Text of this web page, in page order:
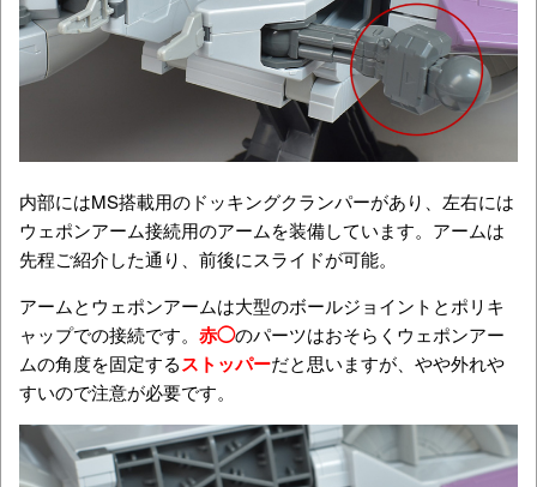
内部にはMS搭載用の ドッキングクランパーがあり、左右には
ウェポンアーム接続用のアームを装備しています。アームは
先程ご紹介した通り、前後にスライドが可能。
アームとウェポンアームは大型のボールジョイントとポリキ
ャップでの接続です。 赤◯のパーツはおそらくウェポンアー
ムの角度を固定するストッパーだと思いますが、やや外れや
すいので注意が必要です。